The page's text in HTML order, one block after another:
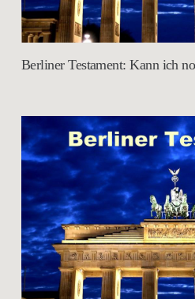
Berliner Testament: Kann ich